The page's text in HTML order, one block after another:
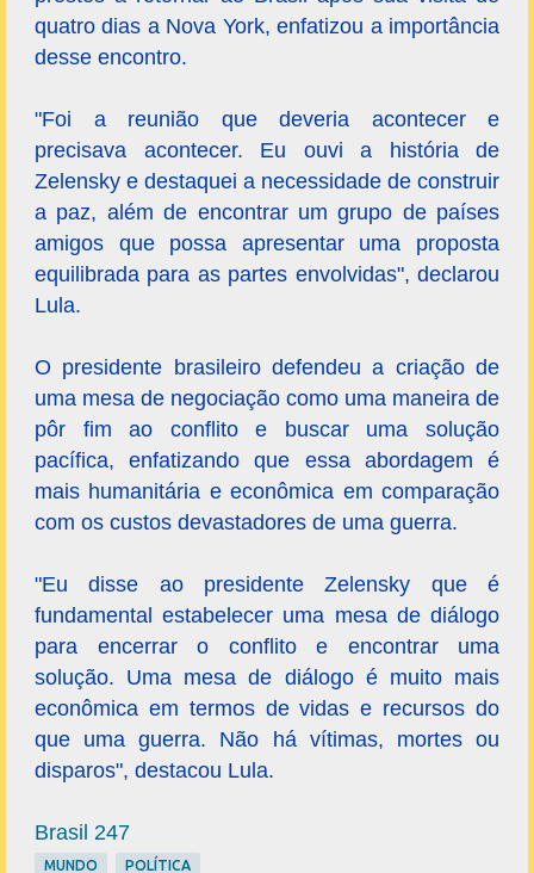
quatro dias a Nova York, enfatizou a importância
desse encontro.
"Foi a reunião que deveria acontecer e
precisava acontecer. Eu ouvi a história de
Zelensky e destaquei a necessidade de construir
a paz, além de encontrar um grupo de países
amigos que possa apresentar uma proposta
equilibrada para as partes envolvidas", declarou
Lula.
O presidente brasileiro defendeu a criação de
uma mesa de negociação como uma maneira de
pôr fim ao conflito e buscar uma solução
pacífica, enfatizando que essa abordagem é
mais humanitária e econômica em comparação
com os custos devastadores de uma guerra.
"Eu disse ao presidente Zelensky que é
fundamental estabelecer uma mesa de diálogo
para encerrar o conflito e encontrar uma
solução. Uma mesa de diálogo é muito mais
econômica em termos de vidas e recursos do
que uma guerra. Não há vítimas, mortes ou
disparos", destacou Lula.
Brasil 247
MUNDO POLÍTICA